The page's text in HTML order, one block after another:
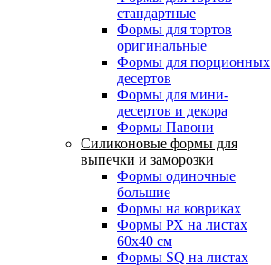
стандартные
Формы для тортов
оригинальные
Формы для порционных
десертов
Формы для мини-
десертов и декора
Формы Павони
Силиконовые формы для
выпечки и заморозки
Формы одиночные
большие
Формы на ковриках
Формы РХ на листах
60х40 см
Формы SQ на листах